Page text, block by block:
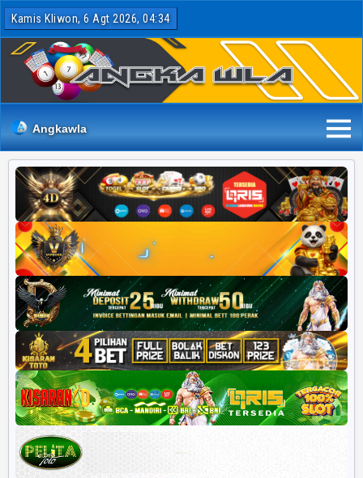
Kamis Kliwon, 6 Agt 2026, 04:34
Angkawla